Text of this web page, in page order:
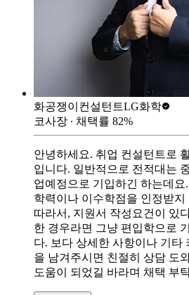
화공쟁이컨설턴트LG화학
코사장 ∙ 채택률 82%
안녕하세요. 취업 컨설턴트로
입니다. 일반적으로 전적대는
업예정으로 기입하긴 하는데요
학력이나 이수학점을 인정받
따라서, 지원서 작성요건이 있
한 경우라면 그냥 편입학으로
다. 보다 상세한 사항이나 기타
을 남겨주시면 친절히 상담 도
도움이 되었길 바라며 채택 부